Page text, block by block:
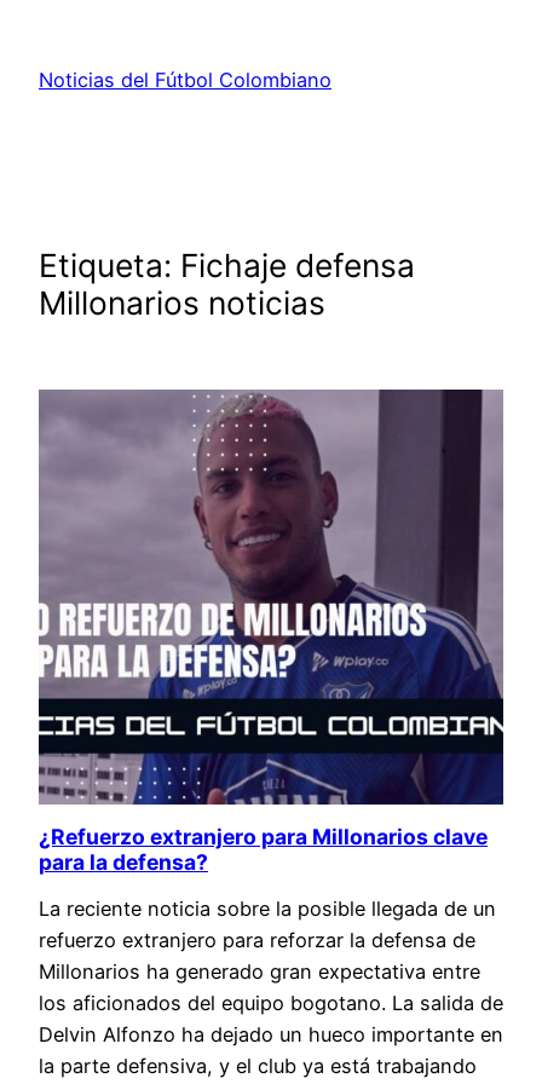
contenido
Noticias del Fútbol Colombiano
Etiqueta: Fichaje defensa
Millonarios noticias
¿Refuerzo extranjero para Millonarios clave
para la defensa?
La reciente noticia sobre la posible llegada de un
refuerzo extranjero para reforzar la defensa de
Millonarios ha generado gran expectativa entre
los aficionados del equipo bogotano. La salida de
Delvin Alfonzo ha dejado un hueco importante en
la parte defensiva, y el club ya está trabajando